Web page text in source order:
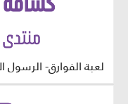
لعبة الفوارق- الرسول